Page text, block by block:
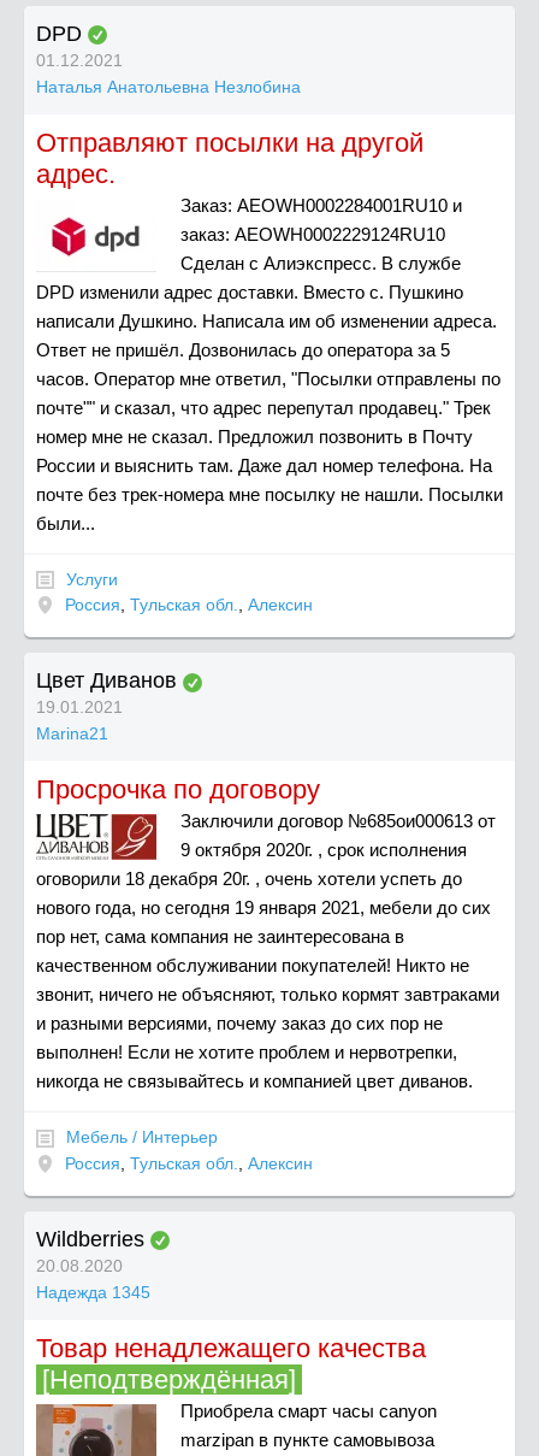
DPD
01.12.2021
Наталья Анатольевна Незлобина
Отправляют посылки на другой
адрес.
Заказ: AEOWH0002284001RU10 и
заказ: AEOWH0002229124RU10
Сделан с Алиэкспресс. В службе
DPD изменили адрес доставки. Вместо с. Пушкино
написали Душкино. Написала им об изменении адреса.
Ответ не пришёл. Дозвонилась до оператора за 5
часов. Оператор мне ответил, "Посылки отправлены по
почте"" и сказал, что адрес перепутал продавец." Трек
номер мне не сказал. Предложил позвонить в Почту
России и выяснить там. Даже дал номер телефона. На
почте без трек-номера мне посылку не нашли. Посылки
были...
Услуги
Россия Тульская обл. Алексин
Цвет Диванов
19.01.2021
Marina21
Просрочка по договору
Заключили договор №685ои000613 от
9 октября 2020г. , срок исполнения
оговорили 18 декабря 20г. , очень хотели успеть до
нового года, но сегодня 19 января 2021, мебели до сих
пор нет, сама компания не заинтересована в
качественном обслуживании покупателей! Никто не
звонит, ничего не объясняют, только кормят завтраками
и разными версиями, почему заказ до сих пор не
выполнен! Если не хотите проблем и нервотрепки,
никогда не связывайтесь и компанией цвет диванов.
Мебель / Интерьер
Россия Тульская обл. Алексин
Wildberries
20.08.2020
Надежда 1345
Товар ненадлежащего качества
[Неподтверждённая]
Приобрела смарт часы canyon
marzipan в пункте самовывоза